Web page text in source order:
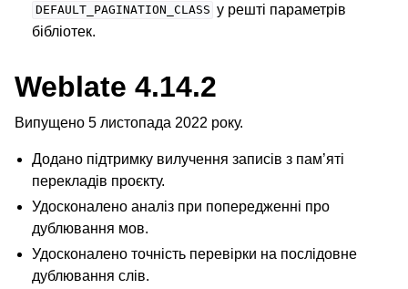
DEFAULT_PAGINATION_CLASS у решті параметрів
бібліотек.
Weblate 4.14.2
Випущено 5 листопада 2022 року.
Додано підтримку вилучення записів з пам’яті
перекладів проєкту.
Удосконалено аналіз при попередженні про
дублювання мов.
Удосконалено точність перевірки на послідовне
дублювання слів.